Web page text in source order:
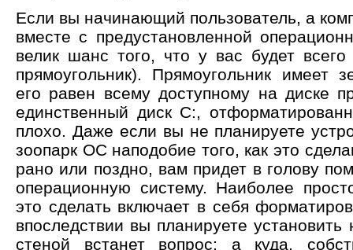
Если вы начинающий пользователь, а
вместе с предустановленной
велик шанс того, что у вас будет всего
прямоугольник). Прямоугольник имеет
его равен всему доступному на диске
единственный диск C:,
плохо. Даже если вы не планируете
зоопарк ОС наподобие того, как это
рано или поздно, вам придет в голову
операционную систему. Наиболее
это сделать включает в себя
впоследствии вы планируете
стеной встанет вопрос: а куда,